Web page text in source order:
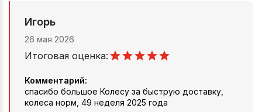
Игорь
26 мая 2026
Итоговая оценка:
Комментарий:
спасибо большое Колесу за быструю доставку,
колеса норм, 49 неделя 2025 года